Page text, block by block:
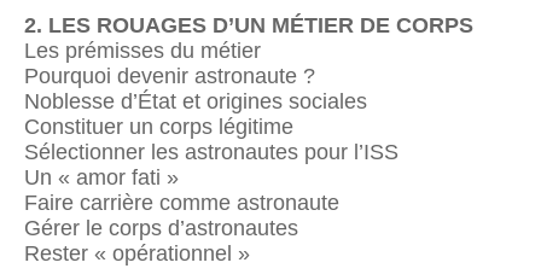
2. LES ROUAGES D’UN MÉTIER DE CORPS
Les prémisses du métier
Pourquoi devenir astronaute ?
Noblesse d’État et origines sociales
Constituer un corps légitime
Sélectionner les astronautes pour l’ISS
Un « amor fati »
Faire carrière comme astronaute
Gérer le corps d’astronautes
Rester « opérationnel »